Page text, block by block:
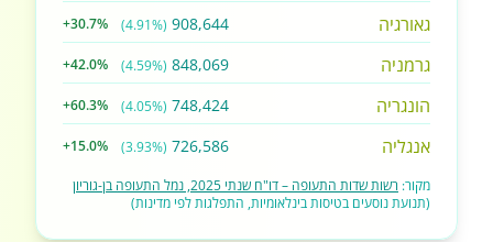
גאורגיה 908,644
(4.91%)
+30.7%
גרמניה 848,069
(4.59%)
+42.0%
הונגריה 748,424
(4.05%)
+60.3%
אנגליה 726,586
(3.93%)
+15.0%
מקור: רשות שדות התעופה – דו"ח שנתי 2025, נמל התעופה בן-גוריון
(תנועת נוסעים בטיסות בינלאומיות, התפלגות לפי מדינות)